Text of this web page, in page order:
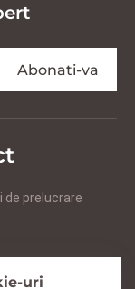
de prelucrare
uri